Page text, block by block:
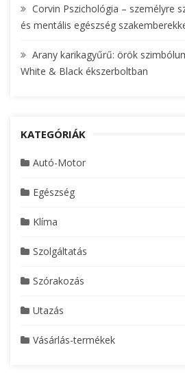
Corvin Pszichológia – személyre
és mentális egészség
Arany karikagyűrű: örök
White & Black ékszerboltban
KATEGÓRIÁK
Autó-Motor
Egészség
Klíma
Szolgáltatás
Szórakozás
Utazás
Vásárlás-termékek